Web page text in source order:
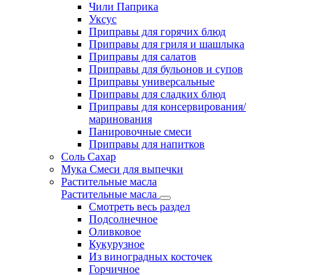
Чили Паприка
Уксус
Приправы для горячих блюд
Приправы для гриля и шашлыка
Приправы для салатов
Приправы для бульонов и супов
Приправы универсальные
Приправы для сладких блюд
Приправы для консервирования/
маринования
Панировочные смеси
Приправы для напитков
Соль Сахар
Мука Смеси для выпечки
Растительные масла
Растительные масла
Смотреть весь раздел
Подсолнечное
Оливковое
Кукурузное
Из виноградных косточек
Горчичное